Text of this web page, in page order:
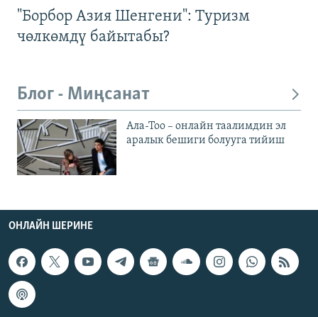
"Борбор Азия Шенгени": Туризм
чөлкөмдү байытабы?
Блог - Миңсанат
Ала-Тоо – онлайн таалимдин эл
аралык бешиги болууга тийиш
ОНЛАЙН ШЕРИНЕ